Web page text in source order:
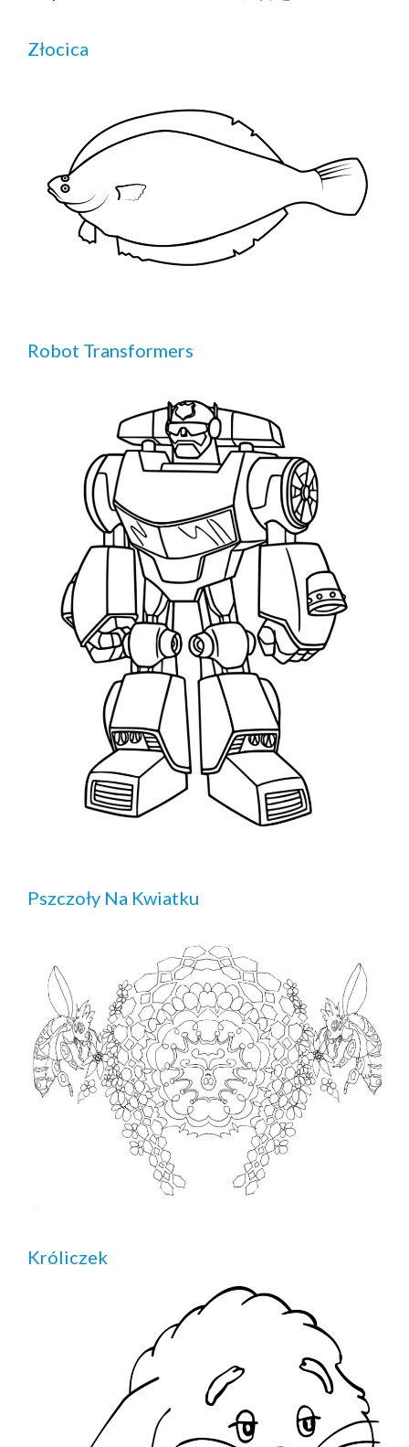
Złocica
Robot Transformers
Pszczoły Na Kwiatku
Króliczek